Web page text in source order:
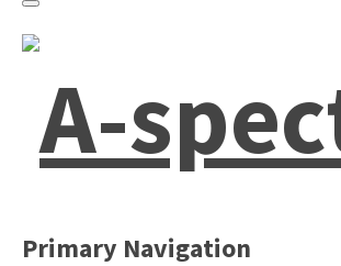
Primary Navigation